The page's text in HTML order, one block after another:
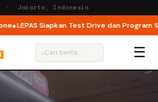
· Jakarta, Indonesia
LEPAS Siapkan Test Drive dan Program
⌕ ☰